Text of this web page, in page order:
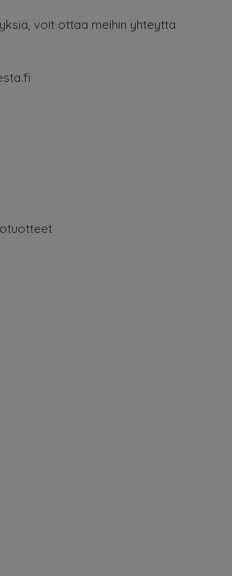
voit ottaa meihin yhteyttä